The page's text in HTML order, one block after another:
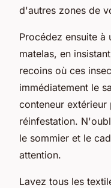
d'autres zones de
Procédez ensuite à
matelas, en
recoins où ces
immédiatement le
conteneur
réinfestation.
le sommier et le
attention.
Lavez tous les